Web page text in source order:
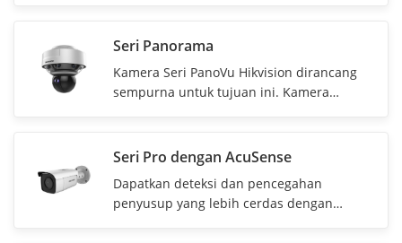
dalamnya. Kamera DeepinView tidak hanya
tetapi juga wawasan yang Anda perlukan
untuk membangun dunia yang lebih
Seri Panorama
Kamera Seri PanoVu Hikvision dirancang
sempurna untuk tujuan ini. Kamera
close-up untuk memberikan pertimbangan
baik pada panorama maupun detail.
Seri Pro dengan AcuSense
Dapatkan deteksi dan pencegahan
penyusup yang lebih cerdas dengan